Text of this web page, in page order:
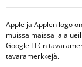
Apple ja Applen logo
muissa maissa ja
Google LLCn
tavaramerkkejä.